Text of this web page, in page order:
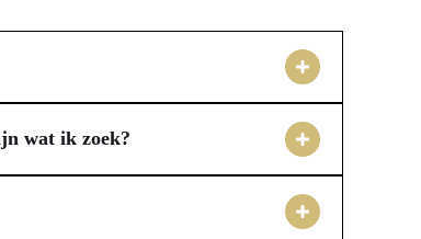
maakt de parels uitzonderlijk licht,
voor jou gemaakt in een kleine oplage.
wat ik zoek?
je specifieke wensen voor bijvoorbeeld
materialen en ontwerpen we een uniek
oplossing, speciaal voor jou.